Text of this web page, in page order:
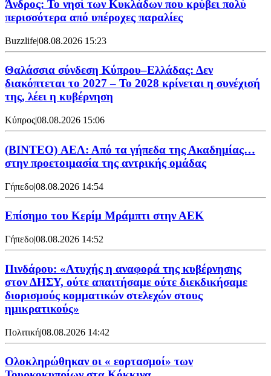
Άνδρος: Το νησί των Κυκλάδων που κρύβει πολύ
περισσότερα από υπέροχες παραλίες
Buzzlife|08.08.2026 15:23
Θαλάσσια σύνδεση Κύπρου–Ελλάδας: Δεν
διακόπτεται το 2027 – Το 2028 κρίνεται η συνέχισή
της, λέει η κυβέρνηση
Κύπρος|08.08.2026 15:06
(BINTEO) ΑΕΛ: Από τα γήπεδα της Ακαδημίας…
στην προετοιμασία της αντρικής ομάδας
Γήπεδο|08.08.2026 14:54
Επίσημο του Κερίμ Μράμπτι στην ΑΕK
Γήπεδο|08.08.2026 14:52
Πινδάρου: «Ατυχής η αναφορά της κυβέρνησης
στον ΔΗΣΥ, ούτε απαιτήσαμε ούτε διεκδικήσαμε
διορισμούς κομματικών στελεχών στους
ημικρατικούς»
Πολιτική|08.08.2026 14:42
Ολοκληρώθηκαν οι « εορτασμοί» των